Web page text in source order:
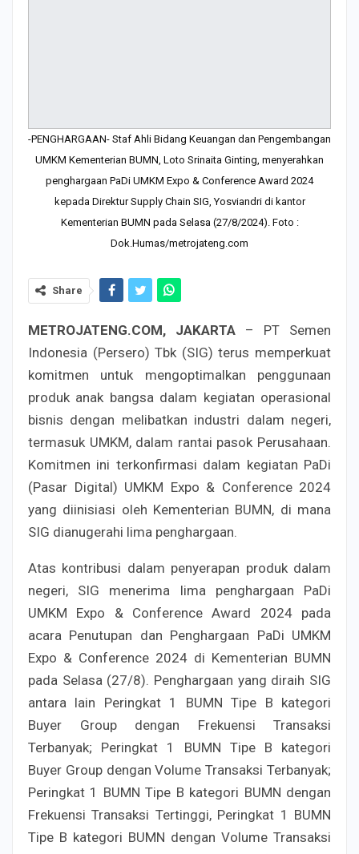
-PENGHARGAAN- Staf Ahli Bidang Keuangan dan Pengembangan
UMKM Kementerian BUMN, Loto Srinaita Ginting, menyerahkan
penghargaan PaDi UMKM Expo & Conference Award 2024
kepada Direktur Supply Chain SIG, Yosviandri di kantor
Kementerian BUMN pada Selasa (27/8/2024). Foto :
Dok.Humas/metrojateng.com
Share
METROJATENG.COM, JAKARTA – PT Semen
Indonesia (Persero) Tbk (SIG) terus memperkuat
komitmen untuk mengoptimalkan penggunaan
produk anak bangsa dalam kegiatan operasional
bisnis dengan melibatkan industri dalam negeri,
termasuk UMKM, dalam rantai pasok Perusahaan.
Komitmen ini terkonfirmasi dalam kegiatan PaDi
(Pasar Digital) UMKM Expo & Conference 2024
yang diinisiasi oleh Kementerian BUMN, di mana
SIG dianugerahi lima penghargaan.
Atas kontribusi dalam penyerapan produk dalam
negeri, SIG menerima lima penghargaan PaDi
UMKM Expo & Conference Award 2024 pada
acara Penutupan dan Penghargaan PaDi UMKM
Expo & Conference 2024 di Kementerian BUMN
pada Selasa (27/8). Penghargaan yang diraih SIG
antara lain Peringkat 1 BUMN Tipe B kategori
Buyer Group dengan Frekuensi Transaksi
Terbanyak; Peringkat 1 BUMN Tipe B kategori
Buyer Group dengan Volume Transaksi Terbanyak;
Peringkat 1 BUMN Tipe B kategori BUMN dengan
Frekuensi Transaksi Tertinggi, Peringkat 1 BUMN
Tipe B kategori BUMN dengan Volume Transaksi